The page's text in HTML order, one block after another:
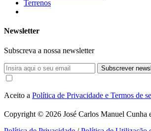
Terrenos
Newsletter
Subscreva a nossa newsletter
Subscrever
Aceito a Política de Privacidade e Termos de
Copyright © 2026 José Carlos Manuel